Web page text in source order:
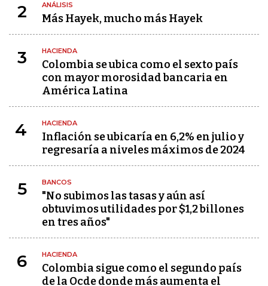
2 ANÁLISIS
Más Hayek, mucho más Hayek
3 HACIENDA
Colombia se ubica como el sexto país
con mayor morosidad bancaria en
América Latina
4 HACIENDA
Inflación se ubicaría en 6,2% en julio y
regresaría a niveles máximos de 2024
5 BANCOS
"No subimos las tasas y aún así
obtuvimos utilidades por $1,2 billones
en tres años"
6 HACIENDA
Colombia sigue como el segundo país
de la Ocde donde más aumenta el